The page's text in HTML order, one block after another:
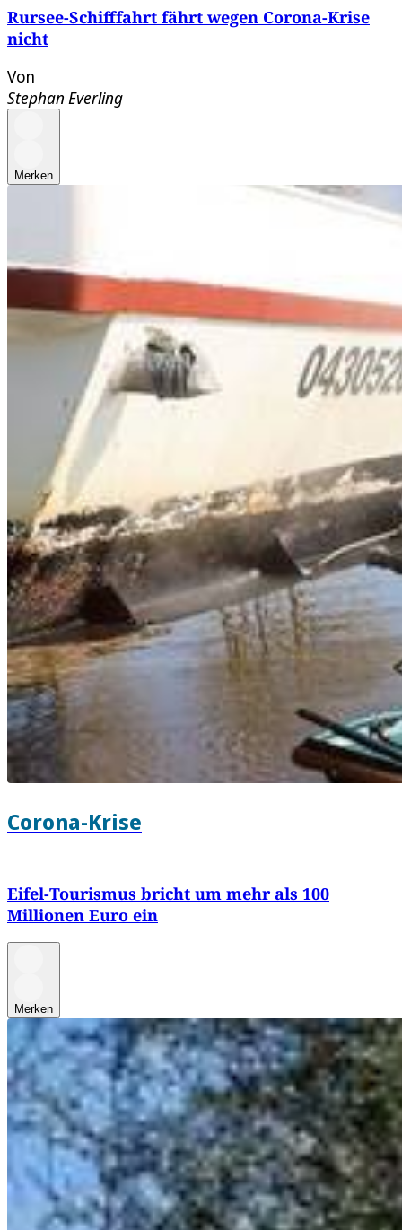
Rursee-Schifffahrt fährt wegen Corona-Krise
nicht
Von
Stephan Everling
Merken
Corona-Krise
Eifel-Tourismus bricht um mehr als 100
Millionen Euro ein
Merken